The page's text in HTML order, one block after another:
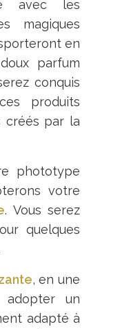
avec les
magiques
en
parfum
conquis
produits
créés par la
phototype
votre
. Vous serez
quelques
, en une
adopter un
adapté à